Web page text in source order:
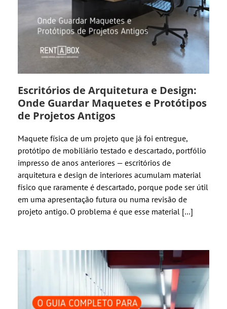
Escritórios de Arquitetura e Design:
Onde Guardar Maquetes e Protótipos
de Projetos Antigos
Maquete física de um projeto que já foi entregue,
protótipo de mobiliário testado e descartado, portfólio
impresso de anos anteriores — escritórios de
arquitetura e design de interiores acumulam material
físico que raramente é descartado, porque pode ser útil
em uma apresentação futura ou numa revisão de
projeto antigo. O problema é que esse material […]